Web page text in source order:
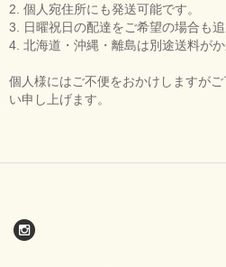
2. 個人宛住所にも発送可能です。
3. 日曜祝日の配達をご希望の場合も追
4. 北海道・沖縄・離島は別途送料がか
個人様にはご不便をおかけしますが
い申し上げます。